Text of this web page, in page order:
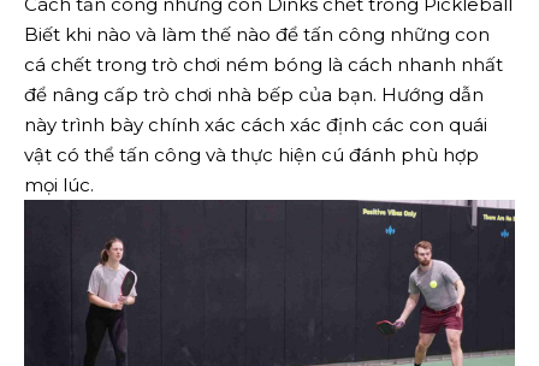
Cách tấn công những con Dinks chết trong Pickleball
Biết khi nào và làm thế nào để tấn công những con
cá chết trong trò chơi ném bóng là cách nhanh nhất
để nâng cấp trò chơi nhà bếp của bạn. Hướng dẫn
này trình bày chính xác cách xác định các con quái
vật có thể tấn công và thực hiện cú đánh phù hợp
mọi lúc.